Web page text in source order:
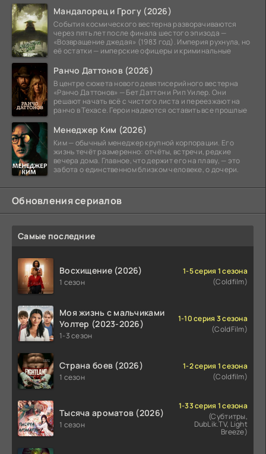
Мандалорец и Грогу (2026)
События космического вестерна разворачиваются
через пять лет после финала шестого эпизода —
«Возвращение джедая» (1983 год). Империя рухнула, но
её остатки — имперские офицеры и криминальные
Ранчо Даттонов (2026)
В центре сюжета нового девятисерийного вестерна
«Ранчо Даттонов» — Бет Даттон и Рип Уилер. Они
решают начать всё с чистого листа и переезжают на
ранчо в Техасе. Герои надеются оставить все прошлые
Менеджер Ким (2026)
Ким — обычный менеджер крупной корпорации. Его
жизнь течёт размеренно: отчёты, встречи, редкие
вечера дома. Главное, что держит его на плаву, — это
забота о единственном близком человеке, о дочери.
Обновления сериалов
Самые последние
Восхищение (2026)
1 сезон
1-5 серия 1 сезона
(Coldfilm)
Моя жизнь с мальчиками
Уолтер (2023-2026)
1-3 сезон
1-10 серия 3 сезона
(ColdFilm)
Страна боев (2026)
1 сезон
1-2 серия 1 сезона
(Coldfilm)
Тысяча ароматов (2026)
1 сезон
1-33 серия 1 сезона
(Субтитры,
DubLik.TV, Light
Breeze)